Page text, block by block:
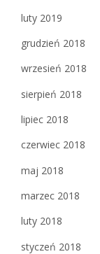
luty 2019
grudzień 2018
wrzesień 2018
sierpień 2018
lipiec 2018
czerwiec 2018
maj 2018
marzec 2018
luty 2018
styczeń 2018